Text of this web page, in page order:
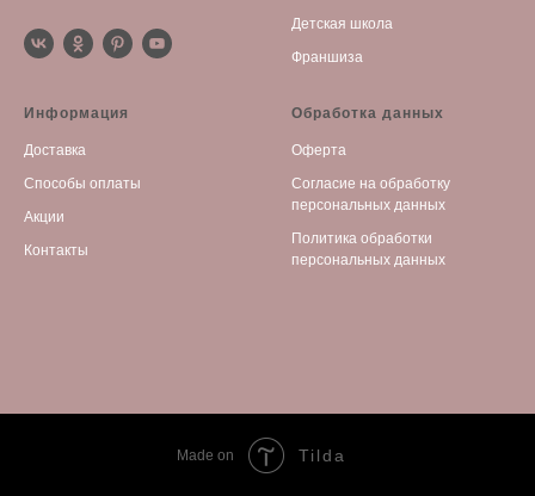
Детская школа
Франшиза
Информация
Доставка
Способы оплаты
Акции
Контакты
Обработка данных
Оферта
Согласие на обработку
персональных данных
Политика обработки
персональных данных
Made on Tilda